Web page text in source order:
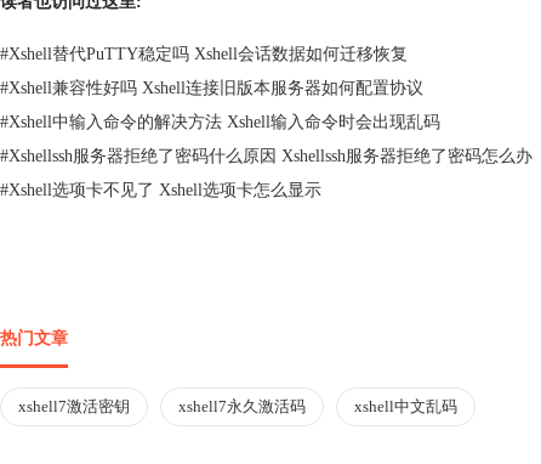
#Xshell替代PuTTY稳定吗 Xshell会话数据如何迁移恢复
#Xshell兼容性好吗 Xshell连接旧版本服务器如何配置协议
#Xshell中输入命令的解决方法 Xshell输入命令时会出现乱码
#Xshellssh服务器拒绝了密码什么原因 Xshellssh服务器拒绝了密码怎么办
#Xshell选项卡不见了 Xshell选项卡怎么显示
热门文章
xshell7激活密钥 xshell7永久激活码 xshell中文乱码